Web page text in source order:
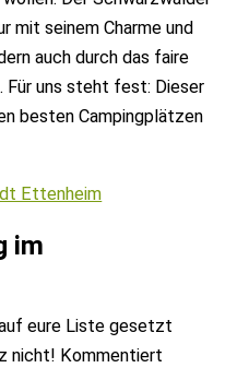
mit seinem Charme und
auch durch das faire
Für uns steht fest: Dieser
besten Campingplätzen
im
eure Liste gesetzt
nicht! Kommentiert